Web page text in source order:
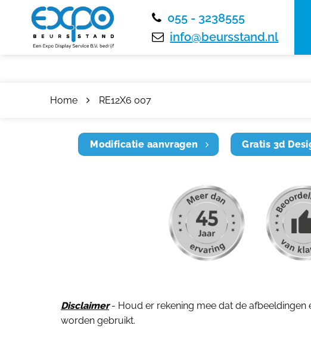
055 - 3238555
info@beursstand.nl
Home RE12X6 007
Modificatie aanvragen Gratis 3d
Disclaimer- Houd er rekening mee dat de afbeeldingen
worden gebruikt.